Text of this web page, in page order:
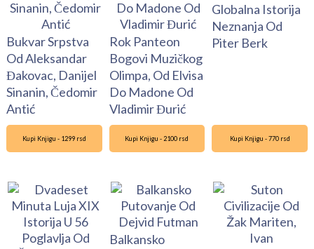
Bukvar Srpstva
Od Aleksandar
Đakovac, Danijel
Sinanin, Čedomir
Antić
Rok Panteon
Bogovi Muzičkog
Olimpa, Od Elvisa
Do Madone Od
Vladimir Đurić
Globalna Istorija
Neznanja Od
Piter Berk
Kupi Knjigu - 1299 rsd Kupi Knjigu - 2100 rsd
Balkansko
Kupi Knjigu - 770 rsd